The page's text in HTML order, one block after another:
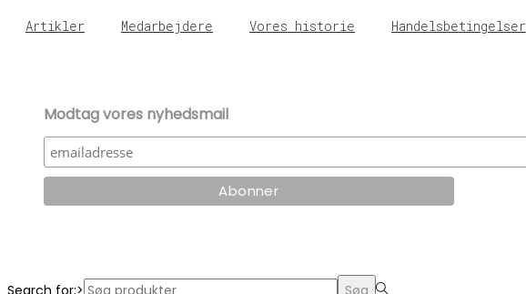
Artikler Medarbejdere Vores historie Handelsbetingelser
Modtag vores nyhedsmail
Search for:> Søg